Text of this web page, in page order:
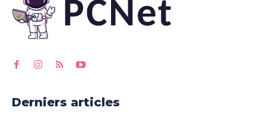
Derniers articles